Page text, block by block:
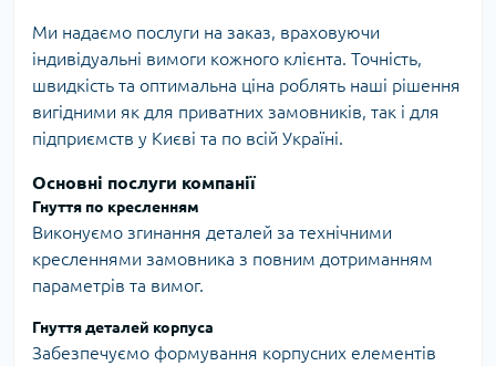
Ми надаємо послуги на заказ, враховуючи
індивідуальні вимоги кожного клієнта. Точність,
швидкість та оптимальна ціна роблять наші рішення
вигідними як для приватних замовників, так і для
підприємств у Києві та по всій Україні.
Основні послуги компанії
Гнуття по кресленням
Виконуємо згинання деталей за технічними
кресленнями замовника з повним дотриманням
параметрів та вимог.
Гнуття деталей корпуса
Забезпечуємо формування корпусних елементів